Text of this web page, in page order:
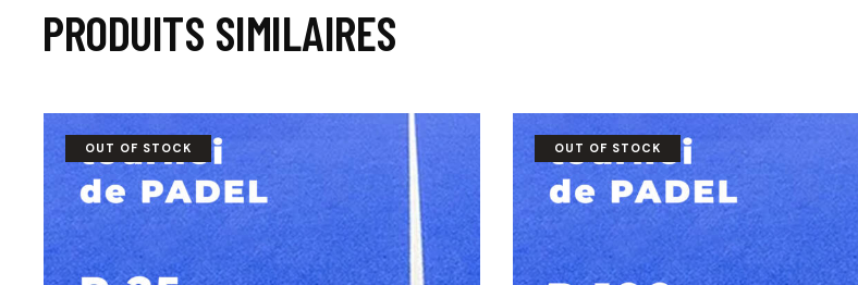
PRODUITS SIMILAIRES
OUT OF STOCK OUT OF STOCK